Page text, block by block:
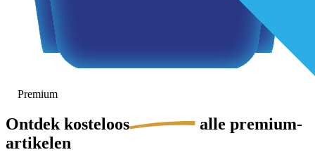
Premium
Ontdek kosteloos
alle premium-
artikelen